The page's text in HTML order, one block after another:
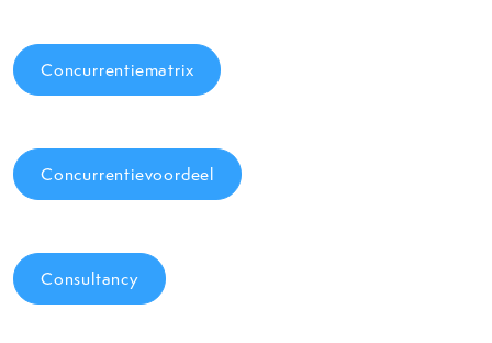
Concurrentiematrix
Concurrentievoordeel
Consultancy